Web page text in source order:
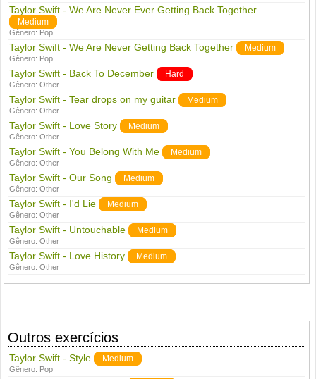
Taylor Swift - We Are Never Ever Getting Back Together
Medium
Gênero: Pop
Taylor Swift - We Are Never Getting Back Together Medium
Gênero: Pop
Taylor Swift - Back To December Hard
Gênero:Other
Taylor Swift - Tear drops on my guitar Medium
Gênero:Other
Taylor Swift - Love Story Medium
Gênero:Other
Taylor Swift - You Belong With Me Medium
Gênero:Other
Taylor Swift - Our Song Medium
Gênero:Other
Taylor Swift - I'd Lie Medium
Gênero:Other
Taylor Swift - Untouchable Medium
Gênero:Other
Taylor Swift - Love History Medium
Gênero:Other
Outros exercícios
Taylor Swift - Style Medium
Gênero: Pop